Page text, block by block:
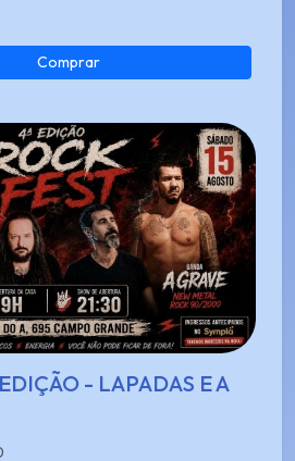
Comprar
- LAPADAS E A